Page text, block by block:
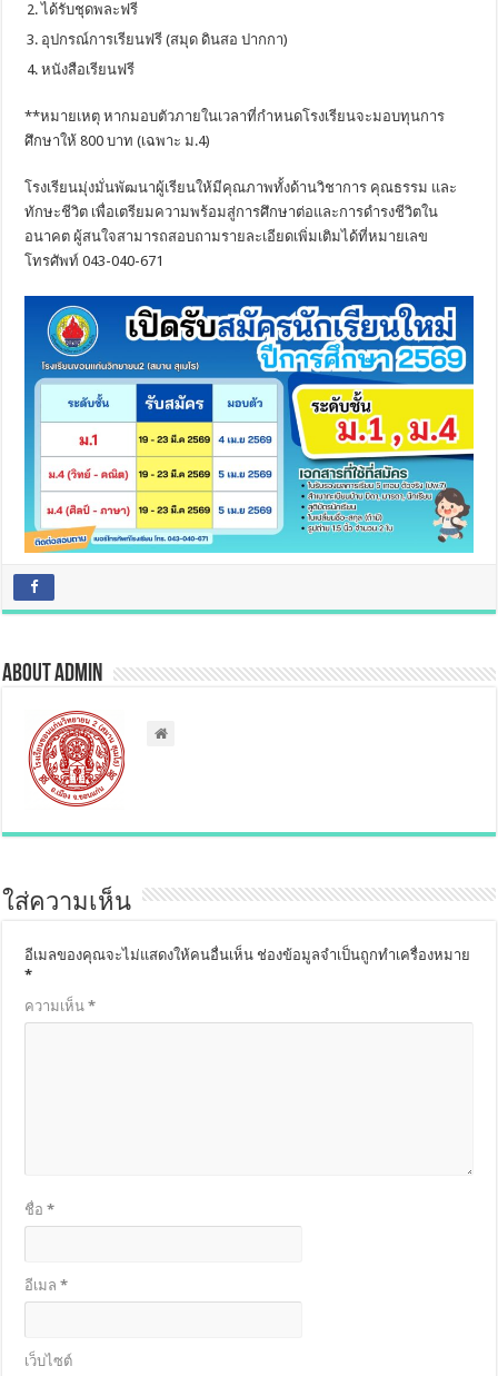
ได้รับชุดพละฟรี
อุปกรณ์การเรียนฟรี (สมุด ดินสอ ปากกา)
หนังสือเรียนฟรี
**หมายเหตุ หากมอบตัวภายในเวลาที่กำหนดโรงเรียนจะมอบทุนการ
ศึกษาให้ 800 บาท (เฉพาะ ม.4)
โรงเรียนมุ่งมั่นพัฒนาผู้เรียนให้มีคุณภาพทั้งด้านวิชาการ คุณธรรม และ
ทักษะชีวิต เพื่อเตรียมความพร้อมสู่การศึกษาต่อและการดำรงชีวิตใน
อนาคต ผู้สนใจสามารถสอบถามรายละเอียดเพิ่มเติมได้ที่หมายเลข
โทรศัพท์ 043-040-671
About admin
ใส่ความเห็น
อีเมลของคุณจะไม่แสดงให้คนอื่นเห็น ช่องข้อมูลจำเป็นถูกทำเครื่องหมาย
*
ความเห็น*
ชื่อ*
อีเมล*
เว็บไซต์